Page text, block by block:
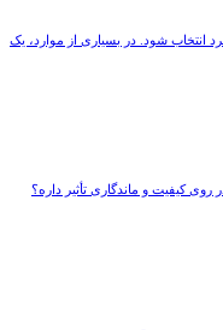
انتخاب شود. در بسیاری از موارد، یک
کیفیت و ماندگاری تأثیر داره؟